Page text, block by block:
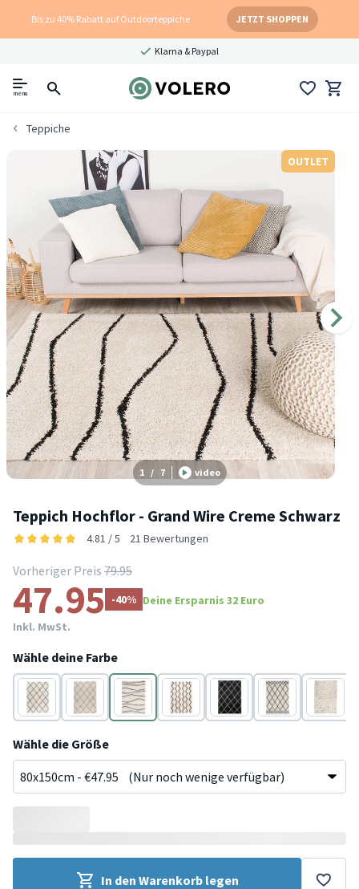
Bis zu 40% Rabatt auf Outdoorteppiche JETZT SHOPPEN
Klarna & Paypal
menu
Teppiche
OUTLET
1 / 7 video
Teppich Hochflor - Grand Wire Creme Schwarz
4.81 / 5 21 Bewertungen
Vorheriger Preis 79.95
47.95 -40% Deine Ersparnis 32 Euro
Inkl. MwSt.
Wähle deine Farbe
Creme Creme Creme Creme SchwarzCreme
Creme
Wähle die Größe
In den Warenkorb legen